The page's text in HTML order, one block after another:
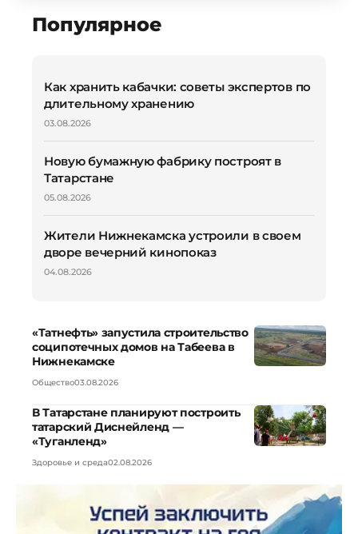
Популярное
Как хранить кабачки: советы экспертов по
длительному хранению
03.08.2026
Новую бумажную фабрику построят в
Татарстане
05.08.2026
Жители Нижнекамска устроили в своем
дворе вечерний кинопоказ
04.08.2026
«Татнефть» запустила строительство
соципотечных домов на Табеева в
Нижнекамске
Общество03.08.2026
В Татарстане планируют построить
татарский Диснейленд —
«Туганленд»
Здоровье и среда02.08.2026